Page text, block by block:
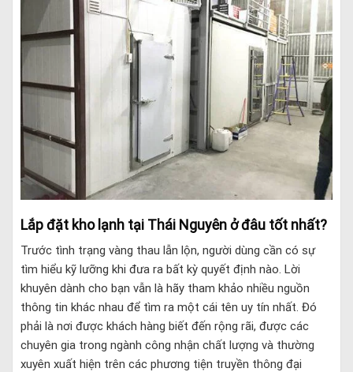
Lắp đặt kho lạnh tại Thái Nguyên ở đâu tốt nhất?
Trước tình trạng vàng thau lẫn lộn, người dùng cần có sự
tìm hiểu kỹ lưỡng khi đưa ra bất kỳ quyết định nào. Lời
khuyên dành cho bạn vẫn là hãy tham khảo nhiều nguồn
thông tin khác nhau để tìm ra một cái tên uy tín nhất. Đó
phải là nơi được khách hàng biết đến rộng rãi, được các
chuyên gia trong ngành công nhận chất lượng và thường
xuyên xuất hiện trên các phương tiện truyền thông đại